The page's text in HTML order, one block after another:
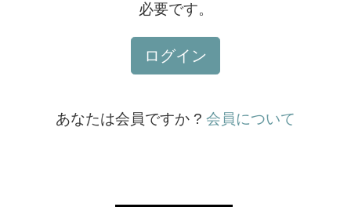
必要です。
ログイン
あなたは会員ですか ? 会員について